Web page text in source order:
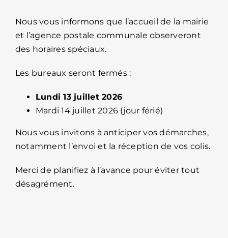
Nous vous informons que l’accueil de la mairie
et l’agence postale communale observeront
des horaires spéciaux.
Les bureaux seront fermés :
Lundi 13 juillet 2026
Mardi 14 juillet 2026 (jour férié)
Nous vous invitons à anticiper vos démarches,
notamment l’envoi et la réception de vos colis.
Merci de planifiez à l’avance pour éviter tout
désagrément.